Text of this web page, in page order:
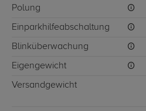
Polung
Einparkhilfeabschaltung
Blinküberwachung
Eigengewicht
Versandgewicht